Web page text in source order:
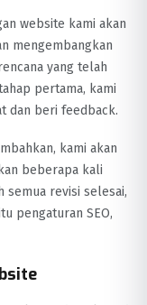
website kami akan
mengembangkan
yang telah
pertama, kami
dan beri feedback.
kami akan
beberapa kali
semua revisi selesai,
pengaturan SEO,